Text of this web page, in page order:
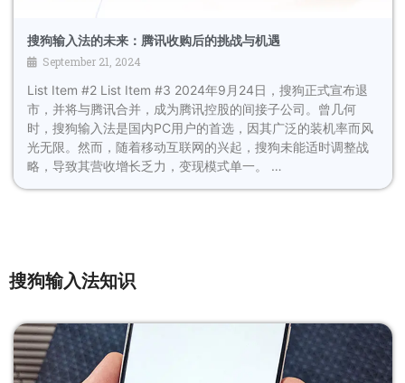
搜狗输入法的未来：腾讯收购后的挑战与机遇
September 21, 2024
List Item #2 List Item #3 2024年9月24日，搜狗正式宣布退
市，并将与腾讯合并，成为腾讯控股的间接子公司。曾几何
时，搜狗输入法是国内PC用户的首选，因其广泛的装机率而风
光无限。然而，随着移动互联网的兴起，搜狗未能适时调整战
略，导致其营收增长乏力，变现模式单一。 …
搜狗输入法知识